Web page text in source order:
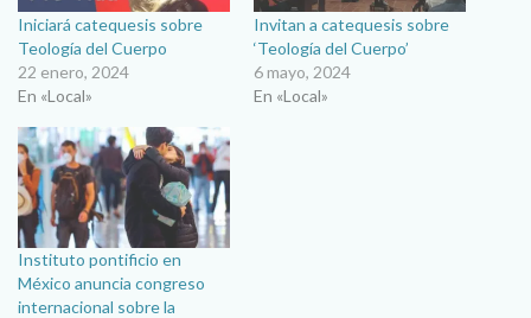
Iniciará catequesis sobre
Teología del Cuerpo
22 enero, 2024
En «Local»
Invitan a catequesis sobre
‘Teología del Cuerpo’
6 mayo, 2024
En «Local»
Instituto pontificio en
México anuncia congreso
internacional sobre la